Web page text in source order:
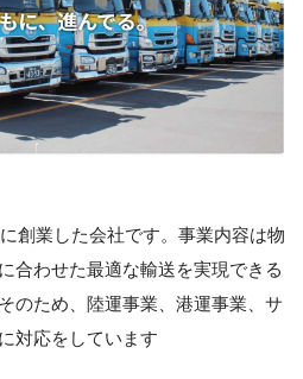
創業した会社です。事業内容は物
合わせた最適な輸送を実現できる
のため、陸運事業、港運事業、サ
対応をしています